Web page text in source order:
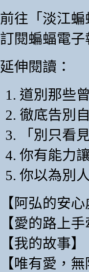
前往「淡江
訂閱蝙蝠電子
延伸閱讀：
道別那些
徹底告別
「別只看
你有能力
你以為別
【阿弘的安
【愛的路上
【我的故事】
【唯有愛，